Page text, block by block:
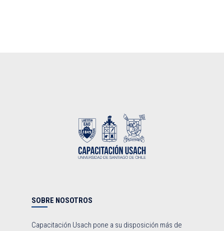
SOBRE NOSOTROS
Capacitación Usach pone a su disposición más de